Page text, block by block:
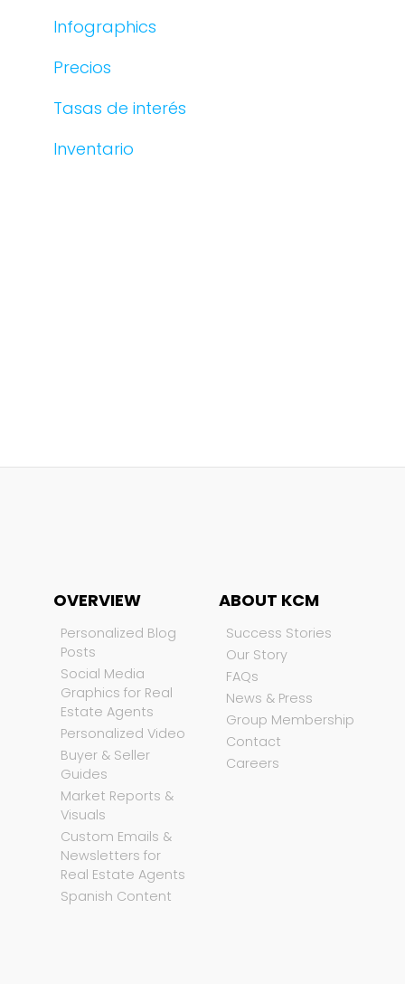
Infographics
Precios
Tasas de interés
Inventario
OVERVIEW
Personalized Blog
Posts
Social Media
Graphics for Real
Estate Agents
Personalized Video
Buyer & Seller
Guides
Market Reports &
Visuals
Custom Emails &
Newsletters for
Real Estate Agents
Spanish Content
ABOUT KCM
Success Stories
Our Story
FAQs
News & Press
Group Membership
Contact
Careers